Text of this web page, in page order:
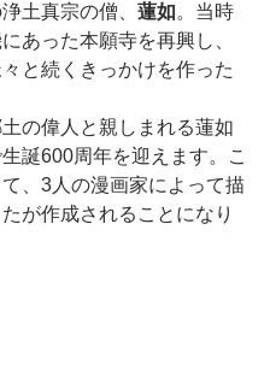
土真宗の僧、 蓮如。当時
あった本願寺を再興し、
と続くきっかけを作った
の偉人と親しまれる蓮如
誕600周年を迎えます。こ
、3人の漫画家によって描
が作成されることになり